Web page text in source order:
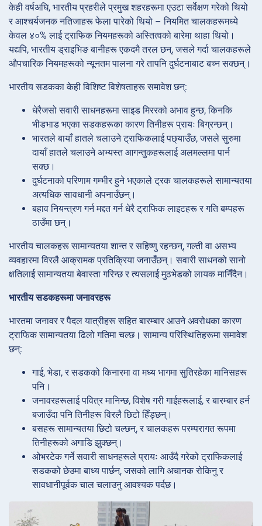
केही वर्षअघि, भारतीय प्रहरीले प्रमुख शहरहरूमा एउटा सर्वेक्षण गरेको थियो
र आश्चर्यजनक नतिजाहरू फेला पारेको थियो – नियमित चालकहरूमध्ये
केवल ४०% लाई ट्राफिक नियमहरूको अस्तित्वको बारेमा थाहा थियो।
यद्यपि, भारतीय ड्राइभिङ बानीहरू एकदमै तरल छन्, जसले गर्दा चालकहरूले
औपचारिक नियमहरूको न्यूनतम पालना गरे तापनि दुर्घटनाबाट बच्न सक्छन्।
भारतीय सडकका केही विशिष्ट विशेषताहरू समावेश छन्:
धेरैजसो सवारी साधनहरूमा साइड मिररको अभाव हुन्छ, किनकि
भीडभाड भएका सडकहरूका कारण तिनीहरू प्रायः बिग्रन्छन्।
भारतले बायाँ हातले चलाउने ट्राफिकलाई पछ्याउँछ, जसले सुरुमा
दायाँ हातले चलाउने अभ्यस्त आगन्तुकहरूलाई अलमल्लमा पार्न
सक्छ।
दुर्घटनाको परिणाम गम्भीर हुने भएकाले ट्रक चालकहरूले सामान्यतया
अत्यधिक सावधानी अपनाउँछन्।
बहाव नियन्त्रण गर्न मद्दत गर्न धेरै ट्राफिक लाइटहरू र गति बम्पहरू
ठाउँमा छन्।
भारतीय चालकहरू सामान्यतया शान्त र सहिष्णु रहन्छन्, गल्ती वा असभ्य
व्यवहारमा विरलै आक्रामक प्रतिक्रिया जनाउँछन्। सवारी साधनको सानो
क्षतिलाई सामान्यतया बेवास्ता गरिन्छ र त्यसलाई मुठभेडको लायक मानिँदैन।
भारतीय सडकहरूमा जनावरहरू
भारतमा जनावर र पैदल यात्रीहरू सहित बारम्बार आउने अवरोधका कारण
ट्राफिक सामान्यतया ढिलो गतिमा चल्छ। सामान्य परिस्थितिहरूमा समावेश
छन्:
गाई, भेडा, र सडकको किनारमा वा मध्य भागमा सुतिरहेका मानिसहरू
पनि।
जनावरहरूलाई पवित्र मानिन्छ, विशेष गरी गाईहरूलाई, र बारम्बार हर्न
बजाउँदा पनि तिनीहरू विरलै छिटो हिँड्छन्।
बसहरू सामान्यतया छिटो चल्छन्, र चालकहरू परम्परागत रूपमा
तिनीहरूको अगाडि झुक्छन्।
ओभरटेक गर्ने सवारी साधनहरूले प्रायः आउँदै गरेको ट्राफिकलाई
सडकको छेउमा बाध्य पार्छन्, जसको लागि अचानक रोकिनु र
सावधानीपूर्वक चाल चलाउनु आवश्यक पर्दछ।